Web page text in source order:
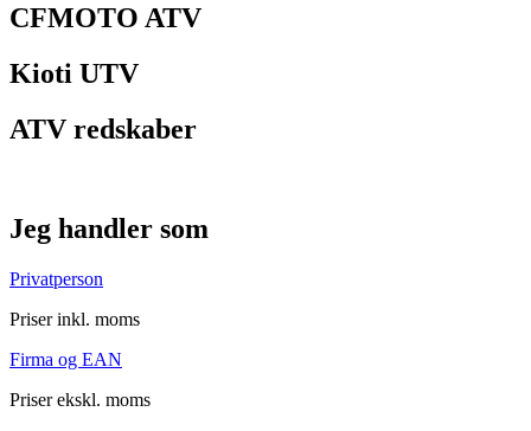
CFMOTO ATV
Kioti UTV
ATV redskaber
Jeg handler som
Privatperson
Priser inkl. moms
Firma og EAN
Priser ekskl. moms